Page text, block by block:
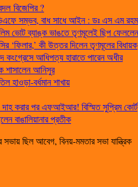
বিজেপির ?
সম্ভব, বাধ সাধে আইন : ডঃ এস এম
ভোট ব্যাঙ্ক ভাঙতে তৃণমূলেই ছিপ ফেললেন
‘ফিলার,’ কী উত্তর দিলেন তৃণমূলের বিধায়ক
কংগ্রেসে আধিপত্য হারাতে পারেন অধীর
শাসালেন আনিসুর
হাওড়া-বর্ধমান শাখায়
করার পর এফআইআর! বিস্মিত সুপ্রিম কোর্ট
বাঙালিয়ানার প্রতীক
সভায় ছিল আবেগ, বিনয়-মমতার সভা যান্ত্রিক